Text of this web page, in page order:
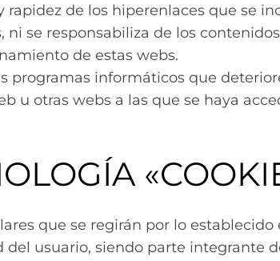
de los hiperenlaces que se
se responsabiliza de los
de estas webs.
programas informáticos que
u otras webs a las que se haya
que se regirán por lo
usuario, siendo parte integrante